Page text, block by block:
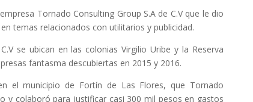
Tornado Consulting Group S.A de C.V que le dio
temas relacionados con utilitarios y publicidad.
se ubican en las colonias Virgilio Uribe y la Reserva
fantasma descubiertas en 2015 y 2016.
el municipio de Fortín de Las Flores, que Tornado
y colaboró para justificar casi 300 mil pesos en gastos